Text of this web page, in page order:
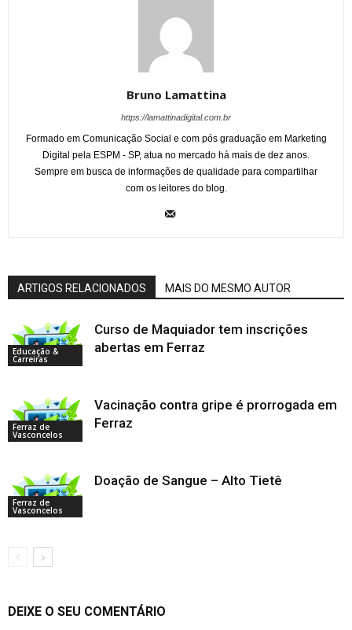
Bruno Lamattina
https://lamattinadigital.com.br
Formado em Comunicação Social e com pós graduação em Marketing
Digital pela ESPM - SP, atua no mercado há mais de dez anos.
Sempre em busca de informações de qualidade para compartilhar
com os leitores do blog.
ARTIGOS RELACIONADOS MAIS DO MESMO AUTOR
Educação &
Carreiras
Curso de Maquiador tem inscrições
abertas em Ferraz
Ferraz de
Vasconcelos
Vacinação contra gripe é prorrogada em
Ferraz
Ferraz de
Vasconcelos
Doação de Sangue – Alto Tietê
DEIXE O SEU COMENTÁRIO